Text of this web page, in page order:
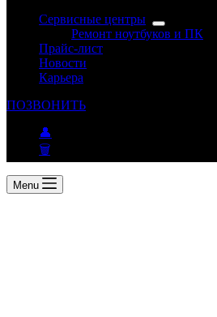
Сервисные центры
Ремонт ноутбуков и ПК
Прайс-лист
Новости
Карьера
ПОЗВОНИТЬ
👤
🗑
Menu